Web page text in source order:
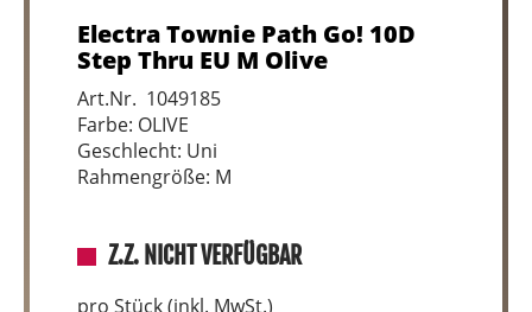
Electra Townie Path Go! 10D
Step Thru EU M Olive
Art.Nr. 1049185
Farbe: OLIVE
Geschlecht: Uni
Rahmengröße: M
Z.Z. NICHT VERFÜGBAR
pro Stück (inkl. MwSt.)